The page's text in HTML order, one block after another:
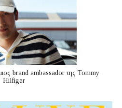
brand ambassador της Tommy
Hilfiger